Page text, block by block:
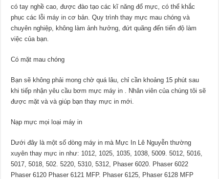
có tay nghề cao, được đào tạo các kĩ năng đổ mực, có thể khắc
phục các lỗi máy in cơ bản. Quy trình thay mực mau chóng và
chuyên nghiệp, không làm ảnh hưởng, đứt quãng đến tiến độ làm
việc của bạn.
Có mặt mau chóng
Bạn sẽ không phải mong chờ quá lâu, chỉ cần khoảng 15 phút sau
khi tiếp nhận yêu cầu bơm mực máy in . Nhân viên của chúng tôi sẽ
được mặt và và giúp bạn thay mực in mới.
Nạp mực mọi loại máy in
Dưới đây là một số dòng máy in mà Mực In Lê Nguyễn thường
xuyên thay mực in như: 1012, 1025, 1035, 1038, 5009. 5012, 5016,
5017, 5018, 502. 5220, 5310, 5312, Phaser 6020. Phaser 6022
Phaser 6120 Phaser 6121 MFP. Phaser 6125, Phaser 6128 MFP